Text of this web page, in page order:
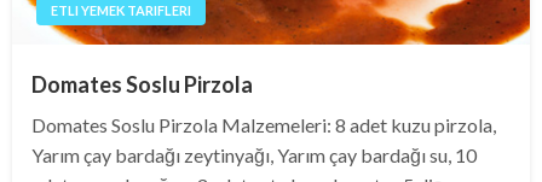
ETLI YEMEK TARIFLERI
Domates Soslu Pirzola
Domates Soslu Pirzola Malzemeleri: 8 adet kuzu pirzola,
Yarım çay bardağı zeytinyağı, Yarım çay bardağı su, 10